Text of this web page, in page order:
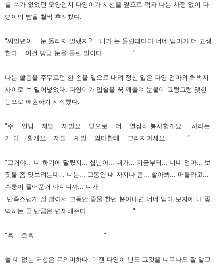
볼 수가 없었던 모양인지 다영이가 시선을 옆으로 꺾자 나는 사정 없이 다
영이의 뺨을 철썩 후려쳤다.
"씨발년아... 눈 돌리지 말랬지?... 니가 눈 돌릴때마다 너네 엄마가 더 고생
한다... 이건 방금 눈을 돌린 벌이다................"
나는 빨통을 주무르던 한 손을 밑으로 내려 정신 잃은 다영 엄마의 허벅지
사이로 쓱 밀어넣었다. 다영이가 입술을 꾹 깨물며 눈물이 그렁그렁 맺힌
눈으로 애원하기 시작했다.
"주... 인님... 제발... 제발요... 앞으로... 더... 열심히 봉사할게요.... 하라는
거 다... 할게요... 제발... 제발... 엄마한테...
그러지마세요............"
"그거야... 너 하기에 달렸지... 씹년아... 내가... 지금부터... 너네 엄마... 보
짓물 좀 맛보려는데... 너는... 그동안 내 자지나 좀... 빨아봐... 떠들라고...
주둥이 풀어준거 아니니까... 니가
만족스럽게 잘 빨아서 그동안 좆물 한번 뽑아내면 너네 엄마 보지에 내 좆
박히는 꼴 만큼은 면제해주마........................"
"흑... 흐흑...................................."
쓸 데 없는 저항은 무의미하다. 이젠 다영이 년도 그것을 너무나도 잘 알고